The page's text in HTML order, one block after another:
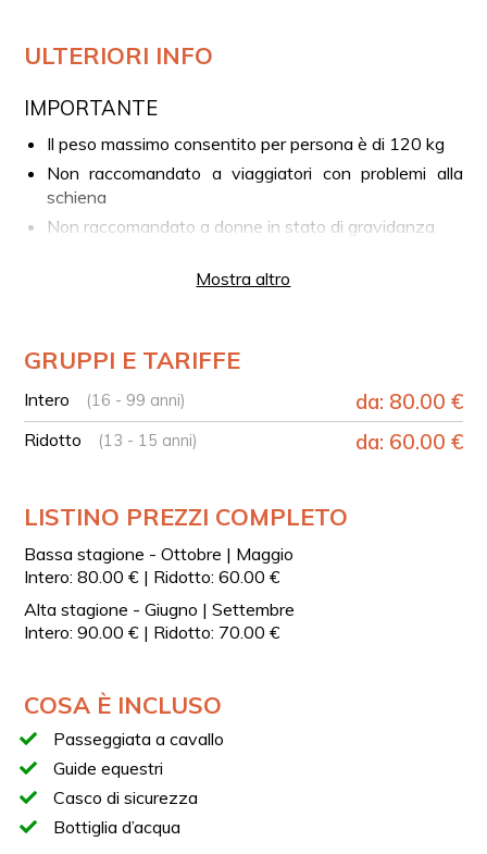
ULTERIORI INFO
IMPORTANTE
Il peso massimo consentito per persona è di 120 kg
Non raccomandato a viaggiatori con problemi alla
schiena
Non raccomandato a donne in stato di gravidanza
o altre gravi condizioni mediche
necessarie precauzioni e portare eventuali supporti
Sarà previsto un briefing prima dell'escursione per
capire il livello di preparazione a cavallo dei
Arrivo al maneggio e incontro con guida equestre
Breve briefing introduttivo sul mondo del cavallo
Inizio passeggiata a cavallo
Sosta panoramica a Punta Fenile
Rientro al maneggio
ASSICURAZIONE
L’assicurazione può essere fatta direttamente sul posto,
al costo di 5 €, con pagamento in contanti.
SERVIZI IN LOCO
Mostra altro
GRUPPI E TARIFFE
Intero (16 - 99 anni) da: 80.00 €
Ridotto (13 - 15 anni) da: 60.00 €
LISTINO PREZZI COMPLETO
Bassa stagione - Ottobre | Maggio
Intero: 80.00 € | Ridotto: 60.00 €
Alta stagione - Giugno | Settembre
Intero: 90.00 € | Ridotto: 70.00 €
COSA È INCLUSO
Passeggiata a cavallo
Guide equestri
Casco di sicurezza
Bottiglia d’acqua